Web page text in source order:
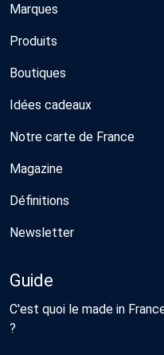
Marques
Produits
Boutiques
Idées cadeaux
Notre carte de France
Magazine
Définitions
Newsletter
Guide
C'est quoi le made in
?